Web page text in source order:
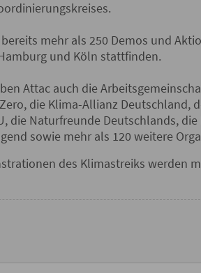
mehr als 250 Demos und
und Köln stattfinden.
Attac auch die
die Klima-Allianz Deutschland,
die Naturfreunde Deutschlands,
sowie mehr als 120 weitere
des Klimastreiks werden